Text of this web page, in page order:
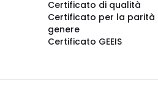
Certificato di qualità
Certificato per la parità
genere
Certificato GEEIS